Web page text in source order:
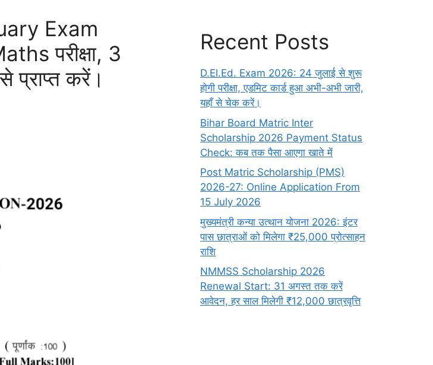
Exam
परीक्षा, 3
प्राप्त करें।
Recent Posts
D.El.Ed. Exam 2026: 24 जुलाई से शुरू
होगी परीक्षा, एडमिट कार्ड हुआ अभी-अभी जारी,
यहाँ से चेक करें।
Bihar Board Matric Inter
Scholarship 2026 Payment Status
Check: कब तक पैसा आएगा खाते में
Post Matric Scholarship (PMS)
2026-27: Online Application From
15 July 2026
मुख्यमंत्री कन्या उत्थान योजना 2026: इंटर
पास छात्राओं को मिलेगा ₹25,000 प्रोत्साहन
राशि
NMMSS Scholarship 2026
Renewal Start: 31 अगस्त तक करें
आवेदन, हर साल मिलेगी ₹12,000 छात्रवृत्ति